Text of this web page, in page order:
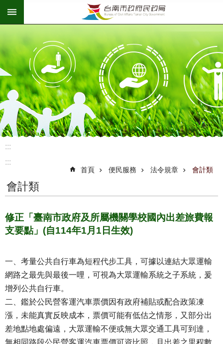
跳到主要內容區塊
:::
:::
首頁 便民服務 法令規章 會計類
會計類
修正「臺南市政府及所屬機關學校國內出差旅費報
支要點」(自114年1月1日生效)
一、考量公共自行車為短程代步工具，可據以連結大眾運輸
網路之最先與最後一哩，可視為大眾運輸系統之子系統，爰
增列公共自行車。
二、鑑於公民營客運汽車票價因有政府補貼或配合政策凍
漲，未能真實反映成本，票價可能有低估之情形，又部分出
差地點地處偏遠，大眾運輸不便或無大眾交通工具可到達，
無相同路段公民營客運汽車票價可資比照，且出差之里程數